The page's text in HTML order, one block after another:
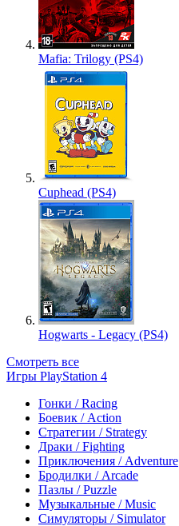
Mafia: Trilogy (PS4)
Cuphead (PS4)
Hogwarts - Legacy (PS4)
Смотреть все
Игры PlayStation 4
Гонки / Racing
Боевик / Action
Стратегии / Strategy
Драки / Fighting
Приключения / Adventure
Бродилки / Arcade
Пазлы / Puzzle
Музыкальные / Music
Симуляторы / Simulator